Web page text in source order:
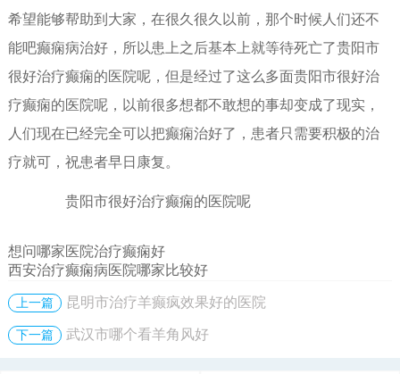
希望能够帮助到大家，在很久很久以前，那个时候人们还不
能吧癫痫病治好，所以患上之后基本上就等待死亡了贵阳市
很好治疗癫痫的医院呢，但是经过了这么多面贵阳市很好治
疗癫痫的医院呢，以前很多想都不敢想的事却变成了现实，
人们现在已经完全可以把癫痫治好了，患者只需要积极的治
疗就可，祝患者早日康复。
贵阳市很好治疗癫痫的医院呢
想问哪家医院治疗癫痫好
西安治疗癫痫病医院哪家比较好
上一篇 昆明市治疗羊癫疯效果好的医院
下一篇 武汉市哪个看羊角风好